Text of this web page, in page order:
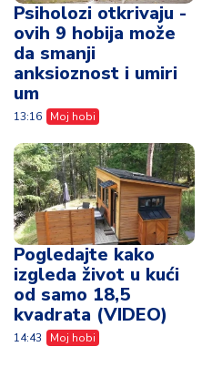
Psiholozi otkrivaju -
ovih 9 hobija može
da smanji
anksioznost i umiri
um
13:16 Moj hobi
Pogledajte kako
izgleda život u kući
od samo 18,5
kvadrata (VIDEO)
14:43 Moj hobi